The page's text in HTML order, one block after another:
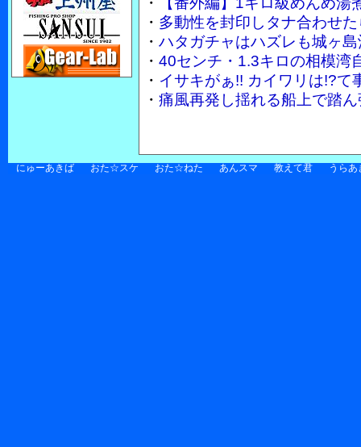
・ 多動性を封印しタナ合わせ
・ ハタガチャはハズレも城ヶ
・ 40センチ・1.3キロの相模湾
・ イサキがぁ!! カイワリは!?て
・ 痛風再発し揺れる船上で踏
にゅーあきば おた☆スケ おた☆ねた あんスマ 教えて君 うらあ